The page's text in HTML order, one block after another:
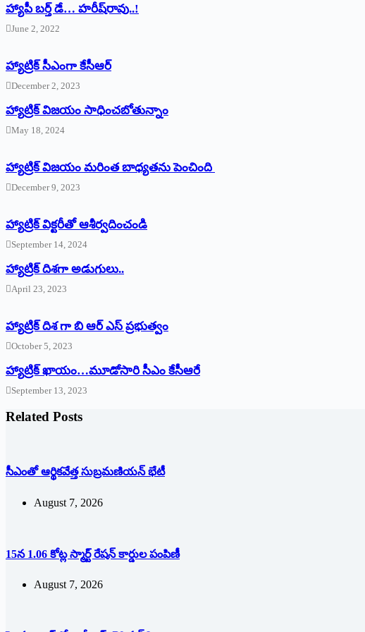
హ్యాపీ బర్త్ ‌డే… హరీష్‌రావు..!
June 2, 2022
హ్యాట్రిక్‌ ‌సీఎంగా కేసీఆర్‌
December 2, 2023
హ్యాట్రిక్‌ విజయం సాధించబోతున్నాం
May 18, 2024
హ్యాట్రిక్ విజయం మరింత బాధ్యతను పెంచింది
December 9, 2023
హ్యాట్రిక్‌ ‌విక్టరీతో ఆశీర్వదించండి
September 14, 2024
‌హ్యాట్రిక్‌ ‌దిశగా అడుగులు..
April 23, 2023
హ్యాట్రిక్ దిశ గా బి ఆర్ ఎస్ ప్రభుత్వం
October 5, 2023
హ్యాట్రిక్‌ ‌ఖాయం…మూడోసారి సీఎం కేసీఆరే
September 13, 2023
Related Posts
సీఎంతో ఆర్థికవేత్త సుబ్రమణియన్ భేటీ
August 7, 2026
15న 1.06 కోట్ల స్మార్ట్ రేషన్ కార్డుల పంపిణీ
August 7, 2026